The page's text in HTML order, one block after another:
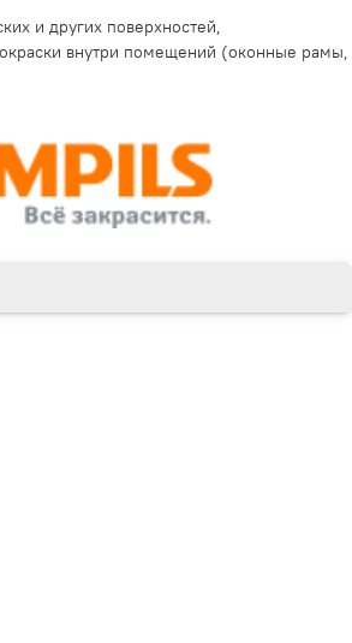
и других поверхностей,
внутри помещений (оконные рамы,